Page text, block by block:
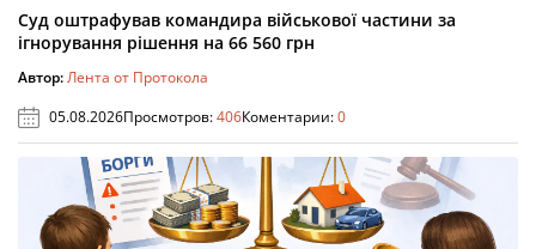
Суд оштрафував командира військової частини за
ігнорування рішення на 66 560 грн
Автор:Лента от Протокола
05.08.2026Просмотров:406Коментарии:0